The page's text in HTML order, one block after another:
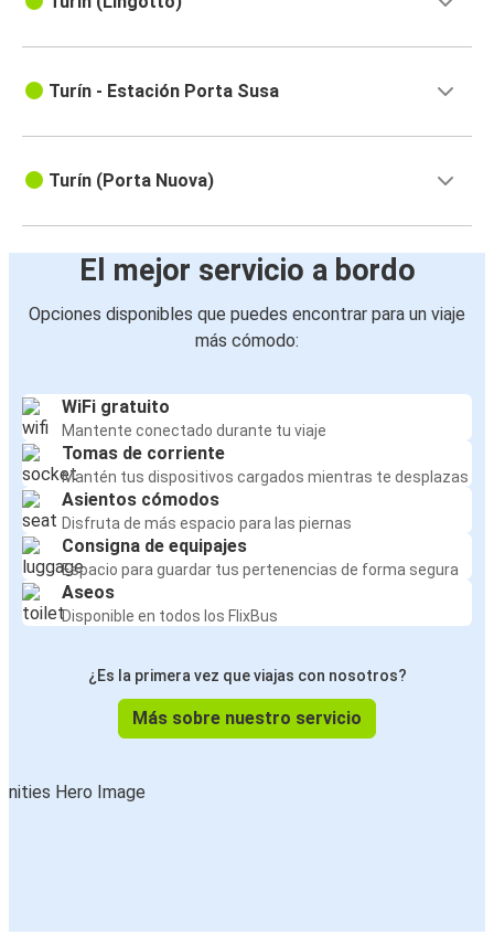
Turín - Estación Porta Susa
Turín (Porta Nuova)
El mejor servicio a bordo
Opciones disponibles que puedes encontrar para un viaje
más cómodo:
WiFi gratuito
Mantente conectado durante tu viaje
Tomas de corriente
Mantén tus dispositivos cargados mientras te desplazas
Asientos cómodos
Disfruta de más espacio para las piernas
Consigna de equipajes
Espacio para guardar tus pertenencias de forma segura
Aseos
Disponible en todos los FlixBus
¿Es la primera vez que viajas con nosotros?
Más sobre nuestro servicio